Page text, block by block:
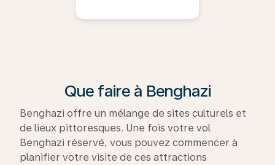
Que faire à Benghazi
Benghazi offre un mélange de sites culturels et
de lieux pittoresques. Une fois votre vol
Benghazi réservé, vous pouvez commencer à
planifier votre visite de ces attractions